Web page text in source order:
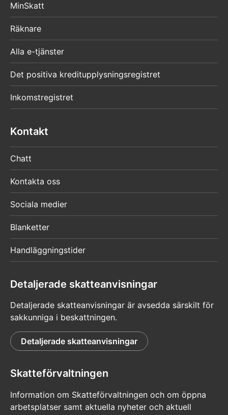
MinSkatt
Räknare
Alla e-tjänster
Det positiva kreditupplysningsregistret
Inkomstregistret
Kontakt
Chatt
Kontakta oss
Sociala medier
Blanketter
Handläggningstider
Detaljerade skatteanvisningar
Detaljerade skatteanvisningar är avsedda särskilt för
sakkunniga i beskattningen.
Detaljerade skatteanvisningar
Skatteförvaltningen
Information om Skatteförvaltningen och om öppna
arbetsplatser samt aktuella nyheter och aktuell